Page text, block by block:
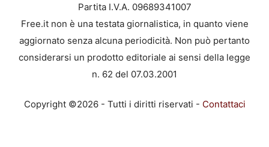
Partita I.V.A. 09689341007
Free.it non è una testata giornalistica, in quanto viene
aggiornato senza alcuna periodicità. Non può pertanto
considerarsi un prodotto editoriale ai sensi della legge
n. 62 del 07.03.2001
Copyright ©2026 - Tutti i diritti riservati - Contattaci